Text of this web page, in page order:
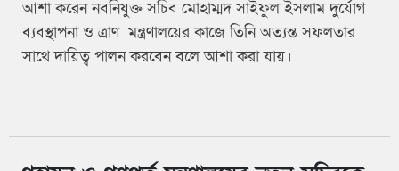
আশা করেন নবনিযুক্ত সচিব মোহাম্মদ সাইফুল ইসলাম দুর্যোগ
ব্যবস্থাপনা ও ত্রাণ মন্ত্রণালয়ের কাজে তিনি অত্যন্ত সফলতার
সাথে দায়িত্ব পালন করবেন বলে আশা করা যায়।